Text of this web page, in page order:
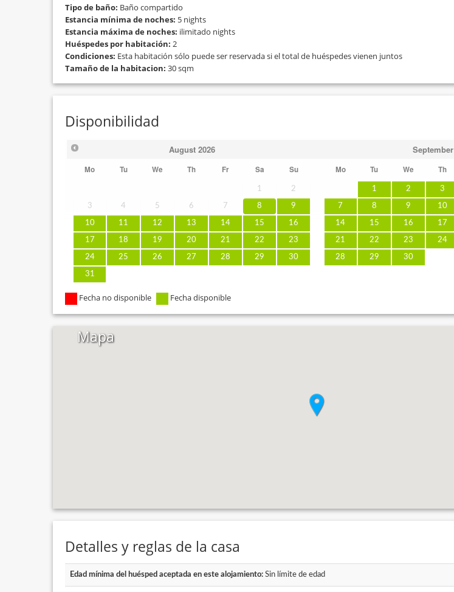
Tipo de baño: Baño compartido
Estancia mínima de noches: 5 nights
Estancia máxima de noches: ilimitado nights
Huéspedes por habitación: 2
Condiciones: Esta habitación sólo puede ser reservada si el total de huéspedes vienen juntos
Tamaño de la habitacion: 30 sqm
Disponibilidad
August 2026
Mo Tu We Th Fr Sa Su
1 2
3 4 5 6 7 8 9
10 11 12 13 14 15 16
17 18 19 20 21 22 23
24 25 26 27 28 29 30
31
September
Mo Tu We Th
1 2 3
7 8 9 10
14 15 16 17
21 22 23 24
28 29 30
Fecha no disponible Fecha disponible
Mapa
Detalles y reglas de la casa
Edad mínima del huésped aceptada en este alojamiento: Sin límite de edad